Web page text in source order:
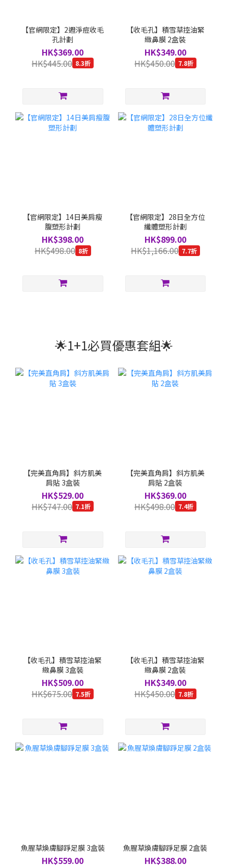
【官網限定】2週淨痘收毛
孔計劃
HK$369.00
HK$445.00 8.3折
【收毛孔】積雪草控油緊
緻鼻膜 2盒裝
HK$349.00
HK$450.00 7.8折
【官網限定】14日美肩瘦
腹塑形計劃
HK$398.00
HK$498.00 8折
【官網限定】28日全方位
纖體塑形計劃
HK$899.00
HK$1,166.00 7.7折
🌟1+1必買優惠套組🌟
【完美直角肩】斜方肌美
肩貼 3盒裝
HK$529.00
HK$747.00 7.1折
【完美直角肩】斜方肌美
肩貼 2盒裝
HK$369.00
HK$498.00 7.4折
【收毛孔】積雪草控油緊
緻鼻膜 3盒裝
HK$509.00
HK$675.00 7.5折
【收毛孔】積雪草控油緊
緻鼻膜 2盒裝
HK$349.00
HK$450.00 7.8折
魚腥草煥膚腳踭足膜 3盒裝
HK$559.00
魚腥草煥膚腳踭足膜 2盒裝
HK$388.00